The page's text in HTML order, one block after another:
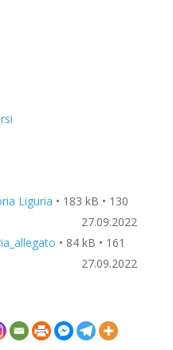
Liguria • 183 kB • 130
27.09.2022
• 84 kB • 161
27.09.2022